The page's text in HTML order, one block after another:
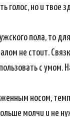
голос, но и
пола, то
не стоит.
с умом.
носом,
молчи и не